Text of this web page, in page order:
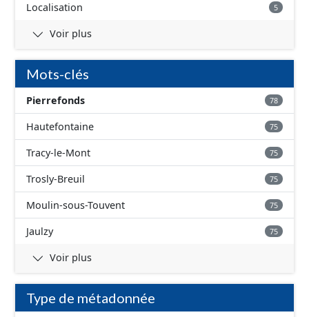
Localisation 5
Voir plus
Mots-clés
Pierrefonds 78
Hautefontaine 75
Tracy-le-Mont 75
Trosly-Breuil 75
Moulin-sous-Touvent 75
Jaulzy 75
Voir plus
Type de métadonnée